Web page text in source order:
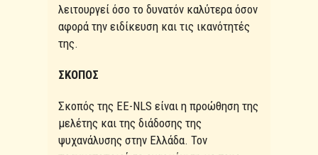
λειτουργεί όσο το δυνατόν καλύτερα όσον
αφορά την ειδίκευση και τις ικανότητές
της.
ΣΚΟΠΟΣ
Σκοπός της ΕΕ-NLS είναι η προώθηση της
μελέτης και της διάδοσης της
ψυχανάλυσης στην Ελλάδα. Τον